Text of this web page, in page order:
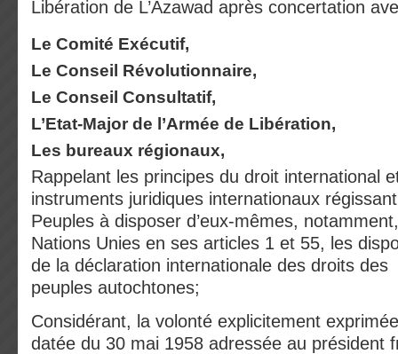
Libération de L’Azawad après concertation
Le Comité Exécutif,
Le Conseil Révolutionnaire,
Le Conseil Consultatif,
L’Etat-Major de l’Armée de Libération,
Les bureaux régionaux,
Rappelant les principes du droit international
instruments juridiques internationaux
Peuples à disposer d’eux-mêmes,
Nations Unies en ses articles 1 et 55, les
de la déclaration internationale des droits des
peuples autochtones;
Considérant, la volonté explicitement
datée du 30 mai 1958 adressée au président